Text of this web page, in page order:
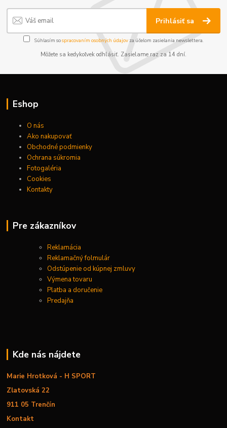
Prihlásiť sa
Súhlasím sospracovaním osobných údajov za účelom zasielania newslettera.
Môžete sa kedykoľvek odhlásiť. Zasielame raz za 14 dní.
Eshop
O nás
Ako nakupovať
Obchodné podmienky
Ochrana súkromia
Fotogaléria
Cookies
Kontakty
Pre zákazníkov
Reklamácia
Reklamačný folmulár
Odstúpenie od kúpnej zmluvy
Výmena tovaru
Platba a doručenie
Predajňa
Kde nás nájdete
Marie Hrotková - H SPORT
Zlatovská 22
911 05 Trenčín
Kontakt